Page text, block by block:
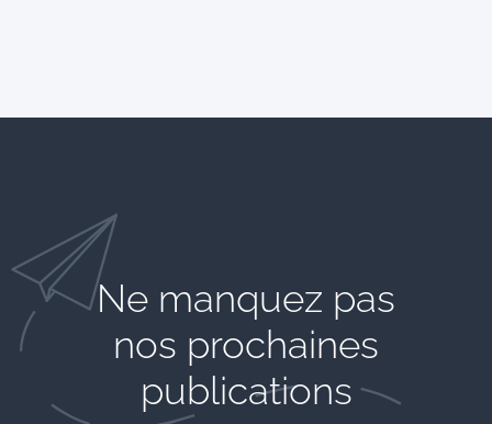
Ne manquez pas
nos prochaines
publications